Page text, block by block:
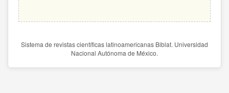
Sistema de revistas científicas latinoamericanas Biblat. Universidad
Nacional Autónoma de México.